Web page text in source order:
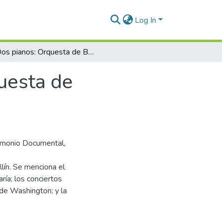
Log In
Dos pianos: Orquesta de Berlín. Opera: Orquesta de Washington
de
Documental,
Se menciona el
los conciertos
Washington; y la